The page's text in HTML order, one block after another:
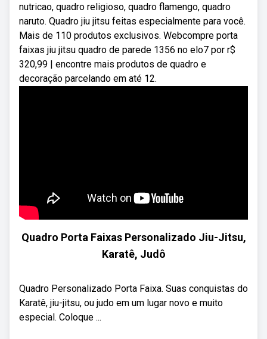
nutricao, quadro religioso, quadro flamengo, quadro
naruto. Quadro jiu jitsu feitas especialmente para você.
Mais de 110 produtos exclusivos. Webcompre porta
faixas jiu jitsu quadro de parede 1356 no elo7 por r$
320,99 | encontre mais produtos de quadro e
decoração parcelando em até 12.
Quadro Porta Faixas Personalizado Jiu-Jitsu,
Karatê, Judô
Quadro Personalizado Porta Faixa. Suas conquistas do
Karatê, jiu-jitsu, ou judo em um lugar novo e muito
especial. Coloque ...